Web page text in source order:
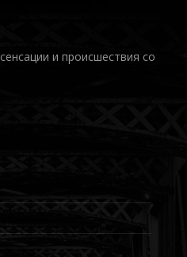
и происшествия со